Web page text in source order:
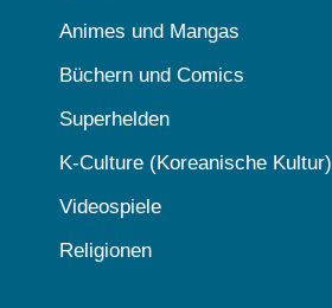
Animes und Mangas
Büchern und Comics
Superhelden
K-Culture (Koreanische Kultur)
Videospiele
Religionen